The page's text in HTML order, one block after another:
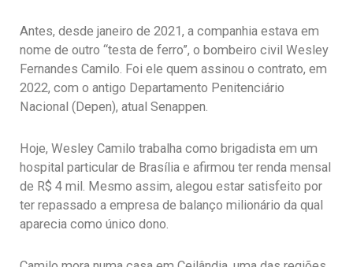
Antes, desde janeiro de 2021, a companhia estava em
nome de outro “testa de ferro”, o bombeiro civil Wesley
Fernandes Camilo. Foi ele quem assinou o contrato, em
2022, com o antigo Departamento Penitenciário
Nacional (Depen), atual Senappen.
Hoje, Wesley Camilo trabalha como brigadista em um
hospital particular de Brasília e afirmou ter renda mensal
de R$ 4 mil. Mesmo assim, alegou estar satisfeito por
ter repassado a empresa de balanço milionário da qual
aparecia como único dono.